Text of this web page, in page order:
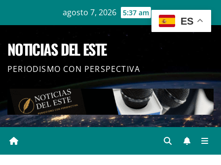
agosto 7, 2026 5:37 am
NOTICIAS DEL ESTE
PERIODISMO CON PERSPECTIVA
ES